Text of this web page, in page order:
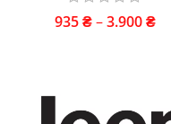
935₴ – 3.900₴